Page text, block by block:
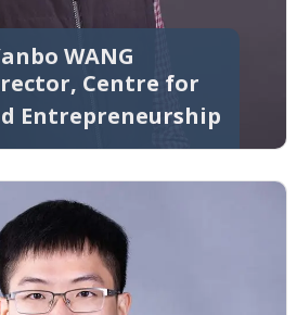
WANG
Centre for
Entrepreneurship